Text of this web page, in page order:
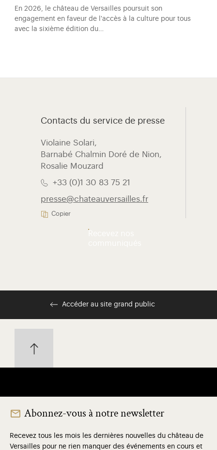
En 2026, le château de Versailles poursuit son
engagement en faveur de l'accès à la culture pour tous
avec la sixième édition du…
Contacts du service de presse
Violaine Solari, ​
Barnabé Chalmin Doré de Nion,
Rosalie Mouzard
+33 (0)1 30 83 75 21
presse@chateauversailles.fr
Copier
Accéder au site grand public
Abonnez-vous à notre newsletter
Recevez tous les mois les dernières nouvelles du château de
Versailles pour ne rien manquer des événements en cours et